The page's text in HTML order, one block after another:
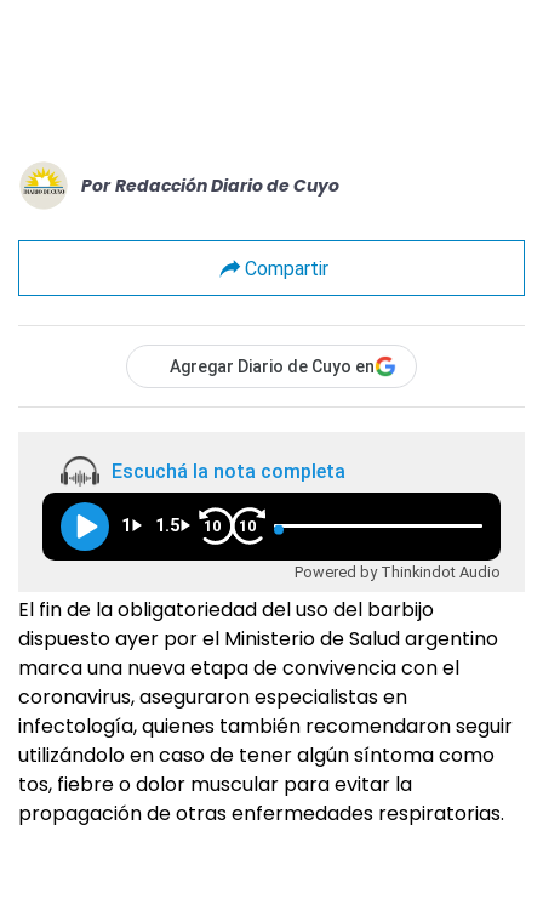
Por Redacción Diario de Cuyo
Compartir
Agregar Diario de Cuyo en
Escuchá la nota completa
1 1.5 10 10
Powered by Thinkindot Audio
El fin de la obligatoriedad del uso del barbijo
dispuesto ayer por el Ministerio de Salud argentino
marca una nueva etapa de convivencia con el
coronavirus, aseguraron especialistas en
infectología, quienes también recomendaron seguir
utilizándolo en caso de tener algún síntoma como
tos, fiebre o dolor muscular para evitar la
propagación de otras enfermedades respiratorias.